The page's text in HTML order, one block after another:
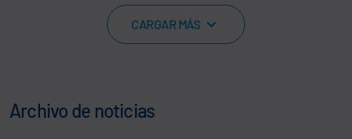
CARGAR MÁS
Archivo de noticias